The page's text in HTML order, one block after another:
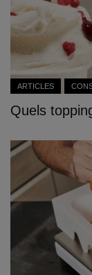
ARTICLES
Quels